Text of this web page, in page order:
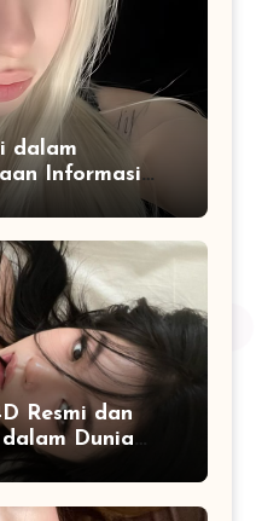
dalam
Informasi
Resmi dan
Dunia